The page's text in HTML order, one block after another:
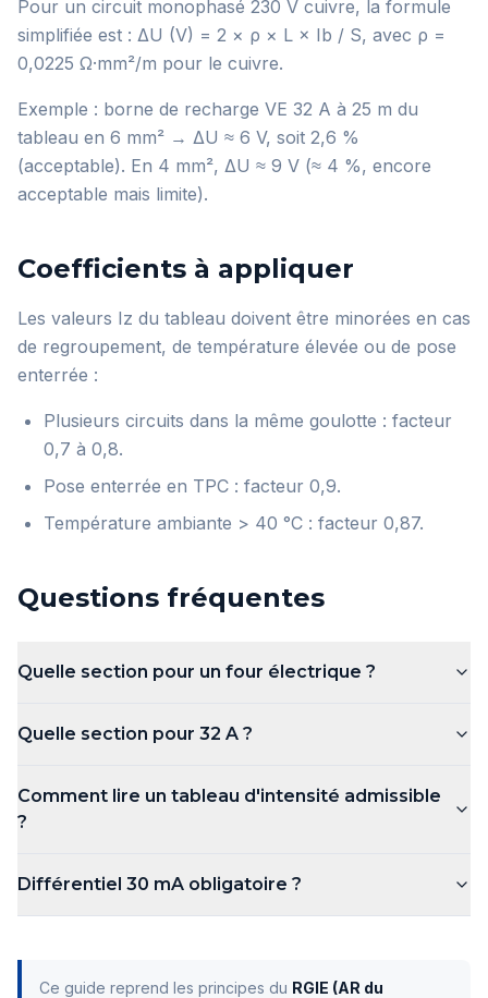
Pour un circuit monophasé 230 V cuivre, la formule
simplifiée est : ΔU (V) = 2 × ρ × L × Ib / S, avec ρ =
0,0225 Ω·mm²/m pour le cuivre.
Exemple : borne de recharge VE 32 A à 25 m du
tableau en 6 mm² → ΔU ≈ 6 V, soit 2,6 %
(acceptable). En 4 mm², ΔU ≈ 9 V (≈ 4 %, encore
acceptable mais limite).
Coefficients à appliquer
Les valeurs Iz du tableau doivent être minorées en cas
de regroupement, de température élevée ou de pose
enterrée :
Plusieurs circuits dans la même goulotte : facteur
0,7 à 0,8.
Pose enterrée en TPC : facteur 0,9.
Température ambiante > 40 °C : facteur 0,87.
Questions fréquentes
Quelle section pour un four électrique ?
Quelle section pour 32 A ?
Comment lire un tableau d'intensité admissible
?
Différentiel 30 mA obligatoire ?
Ce guide reprend les principes du RGIE (AR du